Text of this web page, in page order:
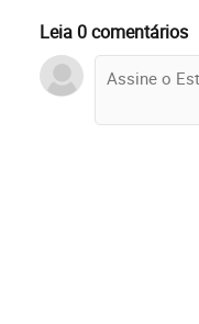
Leia 0 comentários